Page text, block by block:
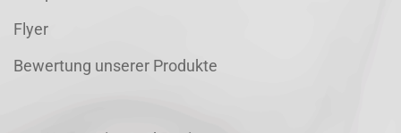
Flyer
Bewertung unserer Produkte